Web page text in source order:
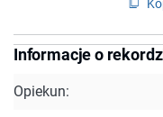
Informacje o
Opiekun: